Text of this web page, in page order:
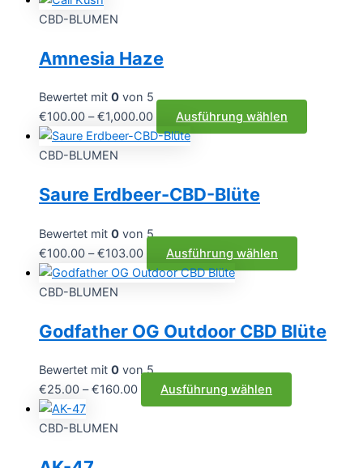
CBD-BLUMEN
Amnesia Haze
Bewertet mit 0 von 5
€100.00 –€1,000.00Preisspanne:
€100.00
Ausführung wählen
Produkt
CBD-BLUMEN
Saure Erdbeer-CBD-Blüte
Bewertet mit 0 von 5
€100.00 –€103.00Preisspanne:
€100.00
Ausführung wählen
Produkt
Varianten
CBD-BLUMEN
Godfather OG Outdoor CBD Blüte
Bewertet mit 0 von 5
€25.00 –€160.00Preisspanne:
€25.00
Ausführung wählen
Produkt
CBD-BLUMEN